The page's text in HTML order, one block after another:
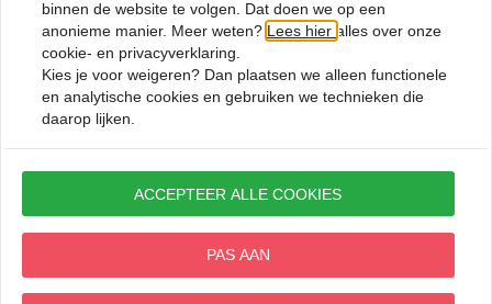
Bij online kookwinkel Kitchen&More vind je alles wat je nodig
hebt om koken en tafelen een bijzondere ervaring te maken.
Of je nu stijlvolleamuse glaasjeszoekt voor een mooi
gedekte tafel, of een stevige
eenplancha!
voor liefhebbers van conserveren, zoals praktische
. Of wat dacht je van een veelzijdige
inductie, ideaal voor moderne kookplaten? Of je nu kiest voor
stoofgerechten of een heerlijke soep, met ons kookgerei
binnen de website te volgen. Dat doen we op een
anonieme manier. Meer weten? Lees hier alles over onze
cookie- en privacyverklaring.
Kies je voorweigeren? Dan plaatsen we alleen functionele
en analytische cookies en gebruiken we technieken die
daarop lijken.
ACCEPTEER ALLE COOKIES
PAS AAN